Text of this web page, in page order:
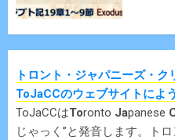
トロント・ジャパニーズ・ク
ToJaCCのウェブサイトによ
ToJaCCはToronto Japanese
じゃっく”と発音します。ト